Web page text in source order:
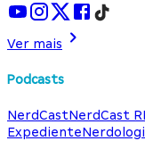
Ver mais
Podcasts
NerdCastNerdCast
Expediente